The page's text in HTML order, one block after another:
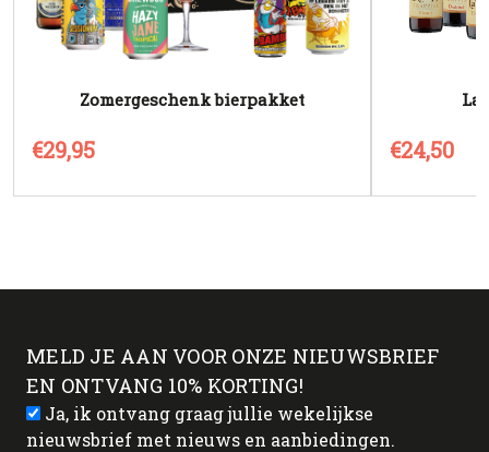
Zomergeschenk bierpakket
€29,95
La
€24,50
MELD JE AAN VOOR ONZE NIEUWSBRIEF
EN ONTVANG 10% KORTING!
Ja, ik ontvang graag jullie wekelijkse
nieuwsbrief met nieuws en aanbiedingen.